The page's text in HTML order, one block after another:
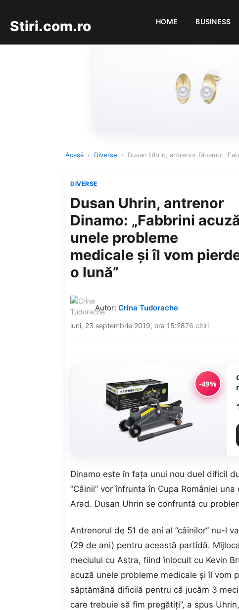
Stiri.com.ro HOME BUSINESS
Acasă › Diverse › Dusan Uhrin, antrenor Dinamo:
DIVERSE
Dusan Uhrin, antrenor
Dinamo: „Fabbrini acuză
unele probleme
medicale şi îl vom
o lună”
Autor: Crina Tudorache
luni, 23 septembrie 2019, ora 15:2876 citiri
-49%
Dinamo este în faţa unui nou duel dificil
”Câinii” vor înfrunta în Cupa României
Arad. Dusan Uhrin se confruntă cu
Antrenorul de 51 de ani al ”câinilor” nu-l
(29 de ani) pentru această partidă.
meciului cu Astra, fiind înlocuit cu Kevin
acuză unele probleme medicale şi îl vom
săptămână dificilă pentru că jucăm 3
care trebuie să fim pregătiţi”, a spus